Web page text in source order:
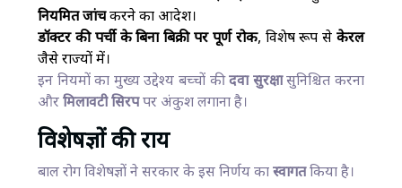
नियमित जांचकरने का आदेश।
डॉक्टर की पर्ची के बिना बिक्री पर पूर्ण रोक, विशेष रूप सेकेरल
जैसे राज्यों में।
इन नियमों का मुख्य उद्देश्य बच्चों कीदवा सुरक्षासुनिश्चित करना
औरमिलावटी सिरपपर अंकुश लगाना है।
विशेषज्ञों की राय
बाल रोग विशेषज्ञों ने सरकार के इस निर्णय कास्वागतकिया है।